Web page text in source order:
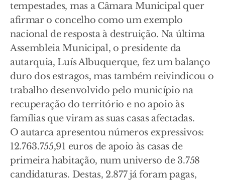
tempestades, mas a Câmara Municipal quer
afirmar o concelho como um exemplo
nacional de resposta à destruição. Na última
Assembleia Municipal, o presidente da
autarquia, Luís Albuquerque, fez um balanço
duro dos estragos, mas também reivindicou o
trabalho desenvolvido pelo município na
recuperação do território e no apoio às
famílias que viram as suas casas afectadas.
O autarca apresentou números expressivos:
12.763.755,91 euros de apoio às casas de
primeira habitação, num universo de 3.758
candidaturas. Destas, 2.877 já foram pagas,